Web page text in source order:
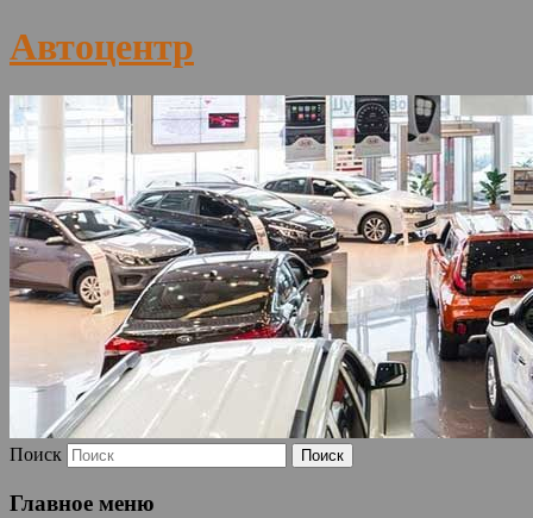
Автоцентр
Поиск
Главное меню